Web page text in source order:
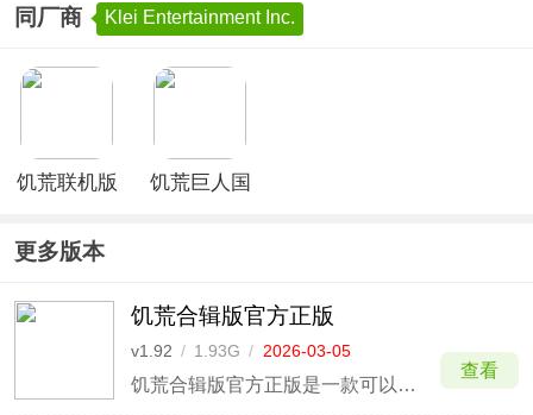
同厂商 Klei Entertainment Inc.
饥荒联机版
饥荒巨人国
更多版本
饥荒合辑版官方正版
v1.92 / 1.93G / 2026-03-05
饥荒合辑版官方正版是一款可以体验【饥荒游戏】全部系列玩法的生存游戏。在游戏中的饥荒内容分为冒险模式、生存模式、联机模式三个板块。当下玩家面临的一大挑战是度过春夏秋冬四季：春天常下雨，还会触发青蛙雨；夏天酷热；秋天最宜生存；冬天极寒，玩家需依不同季节准备合适道具。
查看